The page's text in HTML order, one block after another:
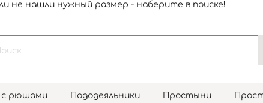
не нашли нужный размер - наберите в поиске!
с рюшами Пододеяльники Простыни